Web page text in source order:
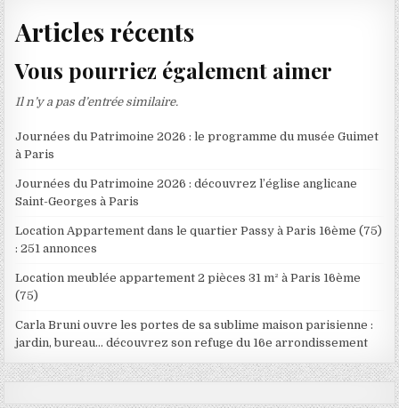
Articles récents
Vous pourriez également aimer
Il n’y a pas d’entrée similaire.
Journées du Patrimoine 2026 : le programme du musée Guimet
à Paris
Journées du Patrimoine 2026 : découvrez l’église anglicane
Saint-Georges à Paris
Location Appartement dans le quartier Passy à Paris 16ème (75)
: 251 annonces
Location meublée appartement 2 pièces 31 m² à Paris 16ème
(75)
Carla Bruni ouvre les portes de sa sublime maison parisienne :
jardin, bureau… découvrez son refuge du 16e arrondissement